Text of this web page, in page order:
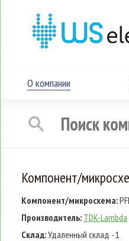
О компании
Компонент/
Компонент/микросхема:
Производитель: TDK-Lambda
Склад:Удаленный склад - 1